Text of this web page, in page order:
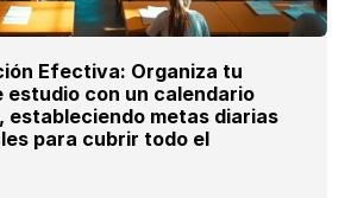
Efectiva: Organiza tu
estudio con un calendario
estableciendo metas diarias
para cubrir todo el